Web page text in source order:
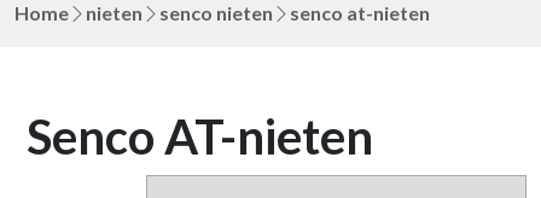
Home nieten senco nieten senco at-nieten
Senco AT-nieten